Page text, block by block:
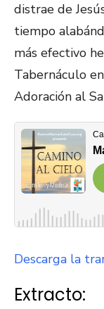
distrae de
tiempo
más efectivo
Tabernáculo
Adoración al
Descarga la
Extracto: